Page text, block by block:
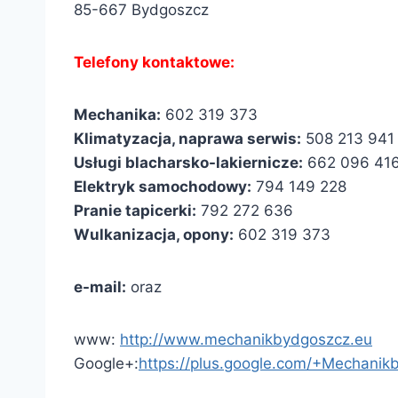
85-667 Bydgoszcz
Telefony kontaktowe:
Mechanika: 602 319 373
Klimatyzacja, naprawa serwis: 508 213 941
Usługi blacharsko-lakiernicze: 662 096
Elektryk samochodowy: 794 149 228
Pranie tapicerki: 792 272 636
Wulkanizacja, opony: 602 319 373
e-mail: oraz
www: http://www.mechanikbydgoszcz.eu
Google+:https://plus.google.com/